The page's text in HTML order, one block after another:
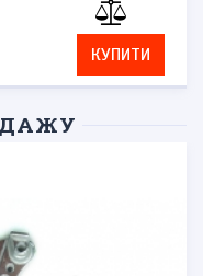
КУПИТИ